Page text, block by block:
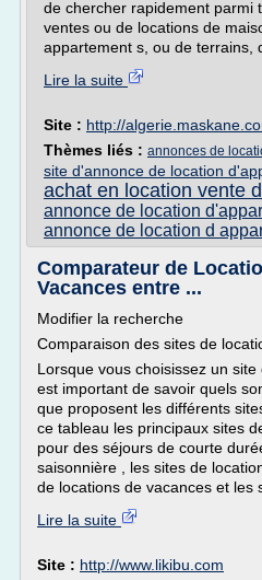
de chercher rapidement parmi
ventes ou de locations de
appartement s, ou de terrains,
Lire la suite
Site : http://
Thèmes liés : annonces de
site d'annonce de location
achat en location vente
annonce de location
annonce de location d
Comparateur de
Vacances entre ...
Modifier la recherche
Comparaison des sites de
Lorsque vous choisissez un
est important de savoir quels
que proposent les différents
ce tableau les principaux sites
pour des séjours de courte
saisonnière , les sites de
de locations de vacances et les
Lire la suite
Site : http://www.likibu.com